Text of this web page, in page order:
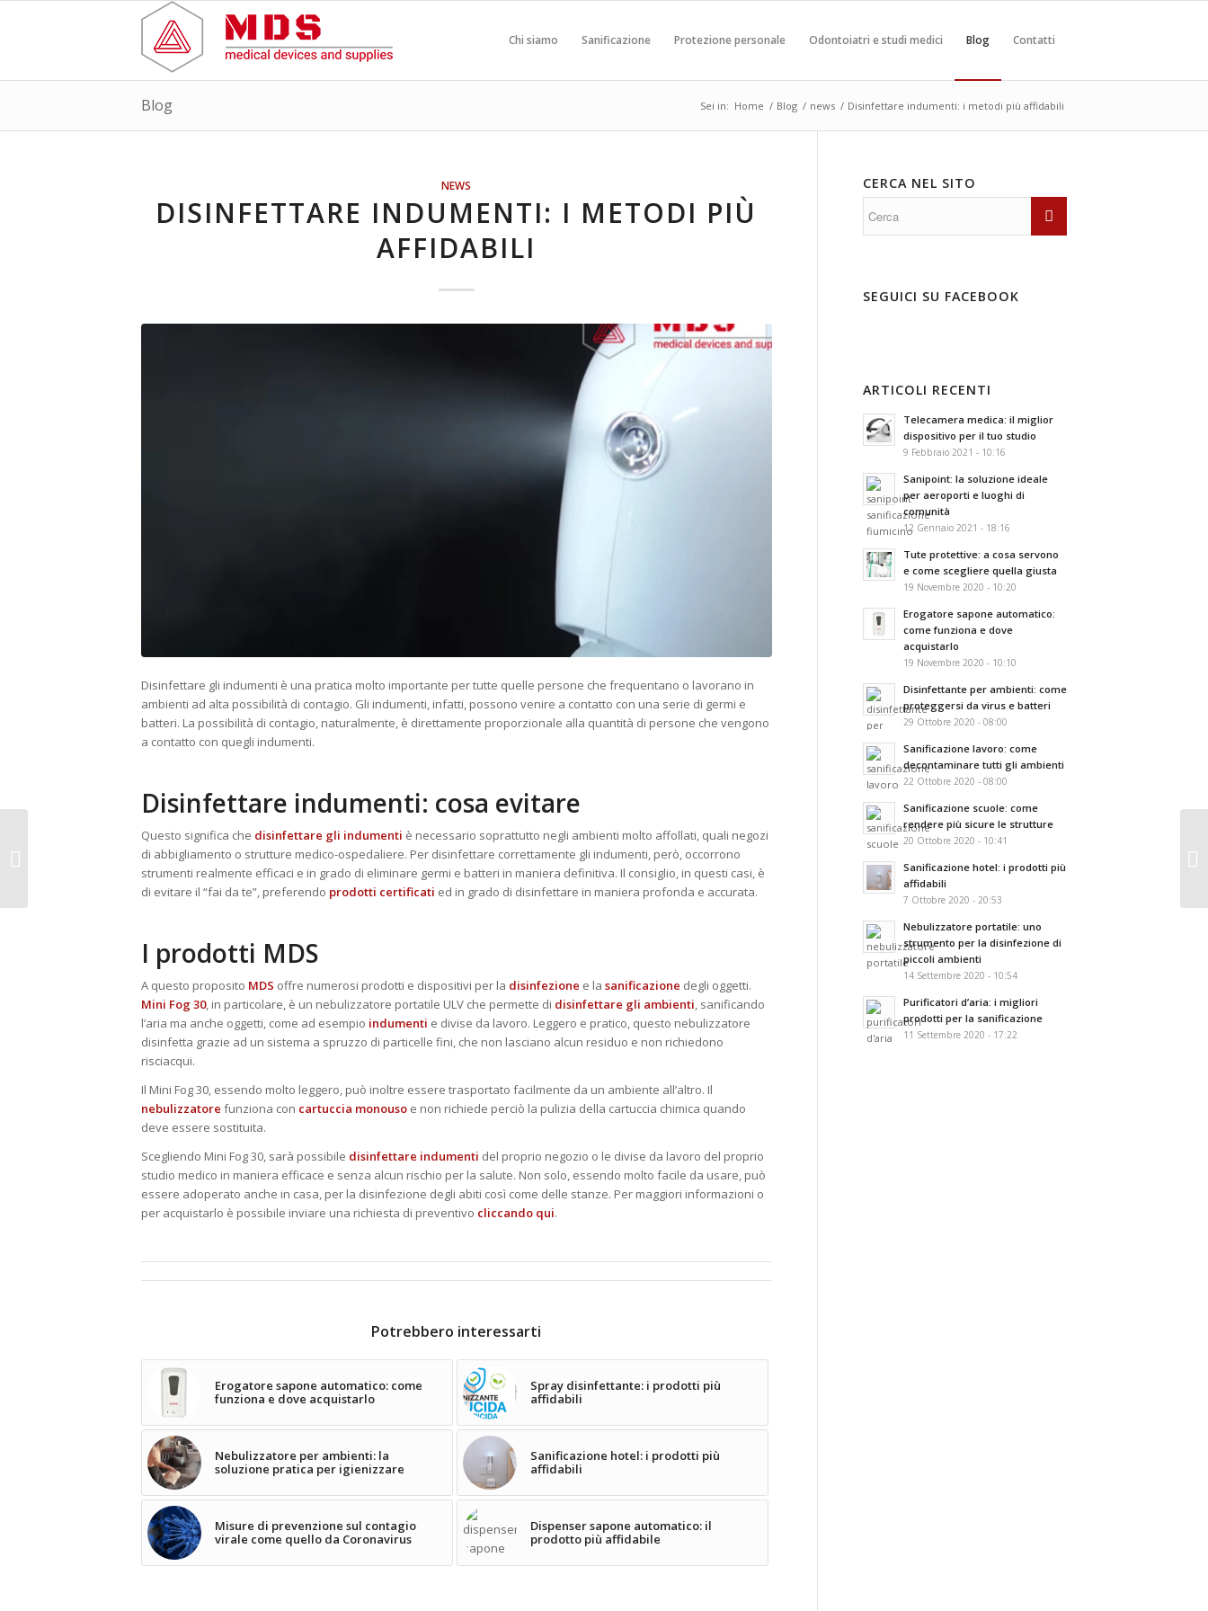
Chi siamo Sanificazione Protezione personale Odontoiatri e studi medici Blog Contatti
Blog Sei in: Home / Blog / news / Disinfettare indumenti: i metodi più affidabili
NEWS
DISINFETTARE INDUMENTI: I METODI PIÙ
AFFIDABILI
Disinfettare gli indumenti è una pratica molto importante per tutte quelle persone che frequentano o lavorano in
ambienti ad alta possibilità di contagio. Gli indumenti, infatti, possono venire a contatto con una serie di germi e
batteri. La possibilità di contagio, naturalmente, è direttamente proporzionale alla quantità di persone che vengono
a contatto con quegli indumenti.
Disinfettare indumenti: cosa evitare
Questo significa che disinfettare gli indumenti è necessario soprattutto negli ambienti molto affollati, quali negozi
di abbigliamento o strutture medico-ospedaliere. Per disinfettare correttamente gli indumenti, però, occorrono
strumenti realmente efficaci e in grado di eliminare germi e batteri in maniera definitiva. Il consiglio, in questi casi, è
di evitare il “fai da te”, preferendo prodotti certificati ed in grado di disinfettare in maniera profonda e accurata.
I prodotti MDS
A questo proposito MDS offre numerosi prodotti e dispositivi per la disinfezione e la sanificazione degli oggetti.
Mini Fog 30, in particolare, è un nebulizzatore portatile ULV che permette di disinfettare gli ambienti, sanificando
l’aria ma anche oggetti, come ad esempio indumenti e divise da lavoro. Leggero e pratico, questo nebulizzatore
disinfetta grazie ad un sistema a spruzzo di particelle fini, che non lasciano alcun residuo e non richiedono
risciacqui.
Il Mini Fog 30, essendo molto leggero, può inoltre essere trasportato facilmente da un ambiente all’altro. Il
nebulizzatore funziona con cartuccia monouso e non richiede perciò la pulizia della cartuccia chimica quando
deve essere sostituita.
Scegliendo Mini Fog 30, sarà possibile disinfettare indumenti del proprio negozio o le divise da lavoro del proprio
studio medico in maniera efficace e senza alcun rischio per la salute. Non solo, essendo molto facile da usare, può
essere adoperato anche in casa, per la disinfezione degli abiti così come delle stanze. Per maggiori informazioni o
per acquistarlo è possibile inviare una richiesta di preventivo cliccando qui.
Potrebbero interessarti
Erogatore sapone automatico: come
funziona e dove acquistarlo
Spray disinfettante: i prodotti più
affidabili
Nebulizzatore per ambienti: la
soluzione pratica per igienizzare
Sanificazione hotel: i prodotti più
affidabili
Misure di prevenzione sul contagio
virale come quello da Coronavirus
Dispenser sapone automatico: il
prodotto più affidabile
CERCA NEL SITO
SEGUICI SU FACEBOOK
ARTICOLI RECENTI
Telecamera medica: il miglior
dispositivo per il tuo studio
9 Febbraio 2021 - 10:16
Sanipoint: la soluzione ideale
per aeroporti e luoghi di
comunità
12 Gennaio 2021 - 18:16
Tute protettive: a cosa servono
e come scegliere quella giusta
19 Novembre 2020 - 10:20
Erogatore sapone automatico:
come funziona e dove
acquistarlo
19 Novembre 2020 - 10:10
Disinfettante per ambienti: come
proteggersi da virus e batteri
29 Ottobre 2020 - 08:00
Sanificazione lavoro: come
decontaminare tutti gli ambienti
22 Ottobre 2020 - 08:00
Sanificazione scuole: come
rendere più sicure le strutture
20 Ottobre 2020 - 10:41
Sanificazione hotel: i prodotti più
affidabili
7 Ottobre 2020 - 20:53
Nebulizzatore portatile: uno
strumento per la disinfezione di
piccoli ambienti
14 Settembre 2020 - 10:54
Purificatori d’aria: i migliori
prodotti per la sanificazione
11 Settembre 2020 - 17:22